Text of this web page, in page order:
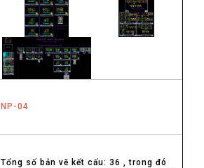
NP-04
Tổng số bản vẽ kết cấu: 36 , trong đó